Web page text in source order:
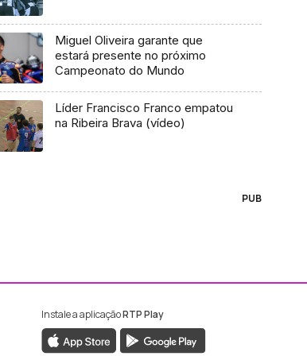
Miguel Oliveira garante que
estará presente no próximo
Campeonato do Mundo
Líder Francisco Franco empatou
na Ribeira Brava (vídeo)
PUB
RTP Madeira
da RTP Madeira
Instale a aplicaçãoRTP Play